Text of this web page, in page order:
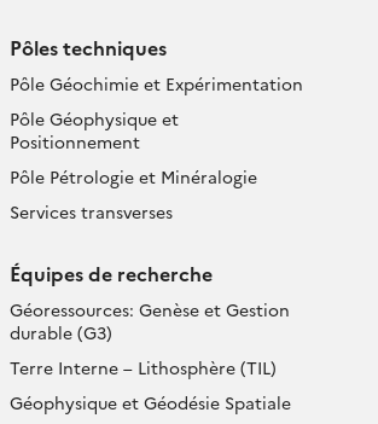
Pôles techniques
Pôle Géochimie et Expérimentation
Pôle Géophysique et
Positionnement
Pôle Pétrologie et Minéralogie
Services transverses
Équipes de recherche
Géoressources: Genèse et Gestion
durable (G3)
Terre Interne – Lithosphère (TIL)
Géophysique et Géodésie Spatiale